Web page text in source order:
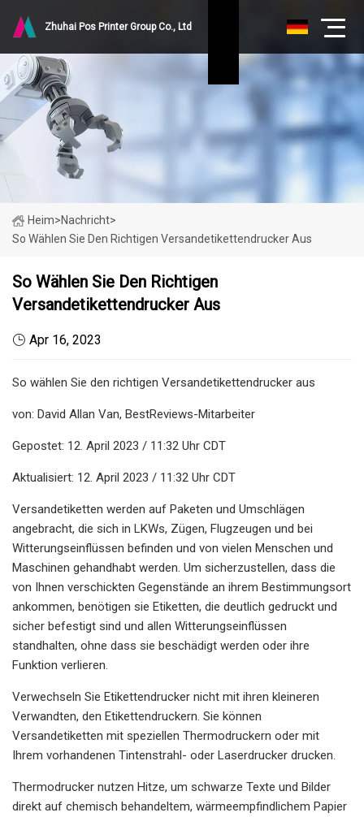
Zhuhai Pos Printer Group Co., Ltd
Heim>Nachricht>
So Wählen Sie Den Richtigen Versandetikettendrucker Aus
So Wählen Sie Den Richtigen
Versandetikettendrucker Aus
Apr 16, 2023
So wählen Sie den richtigen Versandetikettendrucker aus
von: David Allan Van, BestReviews-Mitarbeiter
Gepostet: 12. April 2023 / 11:32 Uhr CDT
Aktualisiert: 12. April 2023 / 11:32 Uhr CDT
Versandetiketten werden auf Paketen und Umschlägen
angebracht, die sich in LKWs, Zügen, Flugzeugen und bei
Witterungseinflüssen befinden und von vielen Menschen und
Maschinen gehandhabt werden. Um sicherzustellen, dass die
von Ihnen verschickten Gegenstände an ihrem Bestimmungsort
ankommen, benötigen sie Etiketten, die deutlich gedruckt und
sicher befestigt sind und allen Witterungseinflüssen
standhalten, ohne dass sie beschädigt werden oder ihre
Funktion verlieren.
Verwechseln Sie Etikettendrucker nicht mit ihren kleineren
Verwandten, den Etikettendruckern. Sie können
Versandetiketten mit speziellen Thermodruckern oder mit
Ihrem vorhandenen Tintenstrahl- oder Laserdrucker drucken.
Thermodrucker nutzen Hitze, um schwarze Texte und Bilder
direkt auf chemisch behandeltem, wärmeempfindlichem Papier